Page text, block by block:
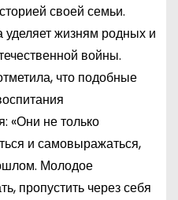
своей семьи.
жизням родных и
войны.
что подобные
«Они не только
и самовыражаться,
Молодое
пропустить через себя